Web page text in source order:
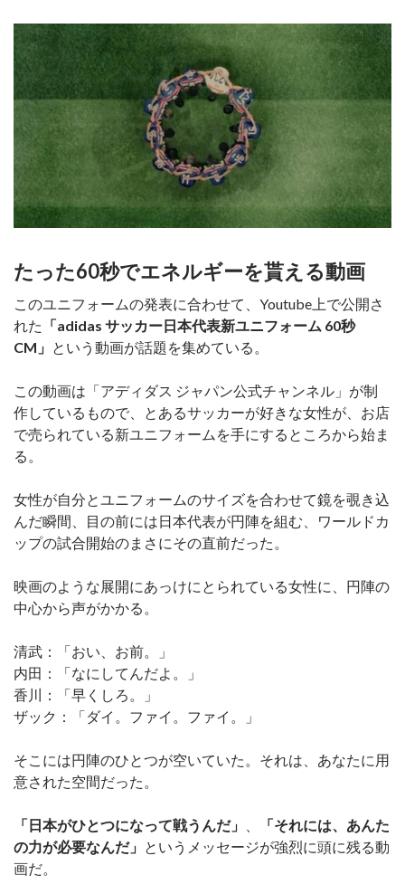
たった60秒でエネルギーを貰える動画
このユニフォームの発表に合わせて、Youtube上で公開さ
れた 「adidas サッカー日本代表新ユニフォーム 60秒
CM」 という動画が話題を集めている。
この動画は「アディダス ジャパン公式チャンネル」が制
作しているもので、とあるサッカーが好きな女性が、お店
で売られている新ユニフォームを手にするところから始ま
る。
女性が自分とユニフォームのサイズを合わせて鏡を覗き込
んだ瞬間、目の前には日本代表が円陣を組む、ワールドカ
ップの試合開始のまさにその直前だった。
映画のような展開にあっけにとられている女性に、円陣の
中心から声がかかる。
清武：「おい、お前。」
内田：「なにしてんだよ。」
香川：「早くしろ。」
ザック：「ダイ。ファイ。ファイ。」
そこには円陣のひとつが空いていた。それは、あなたに用
意された空間だった。
「日本がひとつになって戦うんだ」
「それには、あんた
の力が必要なんだ」 というメッセージが強烈に頭に残る動
画だ。